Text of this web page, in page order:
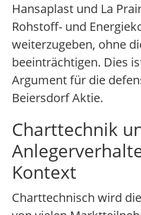
Hansaplast und La
Rohstoff- und
weiterzugeben, ohne
beeinträchtigen. Dies
Argument für die
Beiersdorf Aktie.
Charttechnik
Kontext
Charttechnisch wird